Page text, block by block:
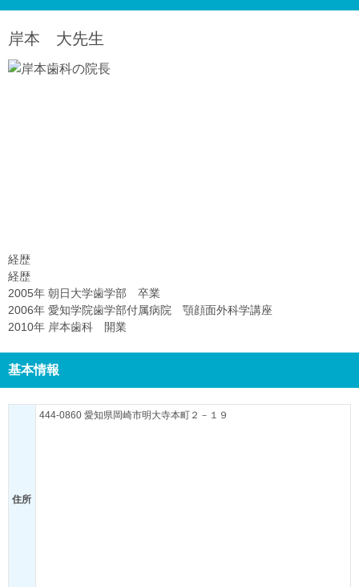
岸本 大先生
経歴
経歴
2005年 朝日大学歯学部 卒業
2006年 愛知学院歯学部付属病院 顎顔面外科学講座
2010年 岸本歯科 開業
基本情報
住所
444-0860 愛知県岡崎市明大寺本町２－１９